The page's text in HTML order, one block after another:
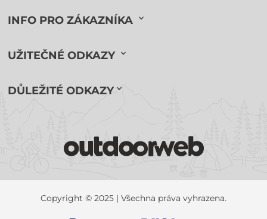
INFO PRO ZÁKAZNÍKA
UŽITEČNÉ ODKAZY
DŮLEŽITÉ ODKAZY
Copyright © 2025 | Všechna práva vyhrazena.